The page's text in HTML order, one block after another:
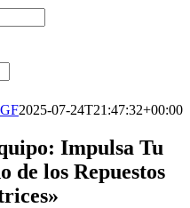
2025-07-24T21:47:32+00:00
Impulsa Tu
de los Repuestos